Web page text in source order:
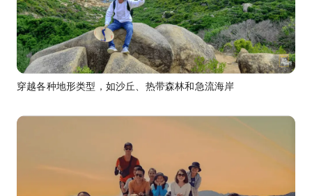
穿越各种地形类型，如沙丘、热带森林和急流海岸